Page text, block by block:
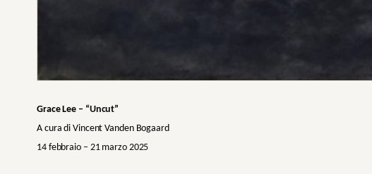
Grace Lee – “Uncut”
A cura di Vincent Vanden Bogaard
14 febbraio – 21 marzo 2025